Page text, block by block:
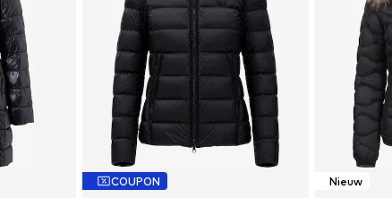
COUPON Nieuw